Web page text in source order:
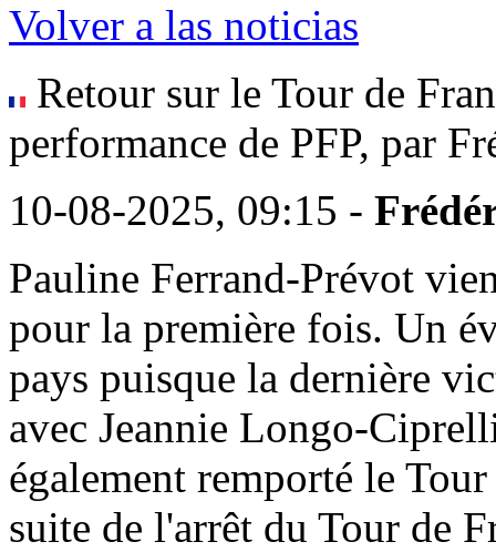
Volver a las noticias
Retour sur le Tour de
performance de PFP, par
10-08-2025, 09:15 -
Pauline Ferrand-Prévot
pour la première fois. Un
pays puisque la dernière
avec Jeannie Longo-
également remporté le
suite de l'arrêt du Tour de